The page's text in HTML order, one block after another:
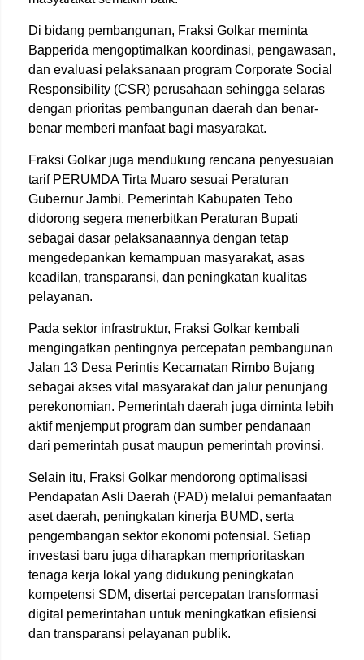
Di bidang pembangunan, Fraksi Golkar meminta
Bapperida mengoptimalkan koordinasi, pengawasan,
dan evaluasi pelaksanaan program Corporate Social
Responsibility (CSR) perusahaan sehingga selaras
dengan prioritas pembangunan daerah dan benar-
benar memberi manfaat bagi masyarakat.
Fraksi Golkar juga mendukung rencana penyesuaian
tarif PERUMDA Tirta Muaro sesuai Peraturan
Gubernur Jambi. Pemerintah Kabupaten Tebo
didorong segera menerbitkan Peraturan Bupati
sebagai dasar pelaksanaannya dengan tetap
mengedepankan kemampuan masyarakat, asas
keadilan, transparansi, dan peningkatan kualitas
pelayanan.
Pada sektor infrastruktur, Fraksi Golkar kembali
mengingatkan pentingnya percepatan pembangunan
Jalan 13 Desa Perintis Kecamatan Rimbo Bujang
sebagai akses vital masyarakat dan jalur penunjang
perekonomian. Pemerintah daerah juga diminta lebih
aktif menjemput program dan sumber pendanaan
dari pemerintah pusat maupun pemerintah provinsi.
Selain itu, Fraksi Golkar mendorong optimalisasi
Pendapatan Asli Daerah (PAD) melalui pemanfaatan
aset daerah, peningkatan kinerja BUMD, serta
pengembangan sektor ekonomi potensial. Setiap
investasi baru juga diharapkan memprioritaskan
tenaga kerja lokal yang didukung peningkatan
kompetensi SDM, disertai percepatan transformasi
digital pemerintahan untuk meningkatkan efisiensi
dan transparansi pelayanan publik.